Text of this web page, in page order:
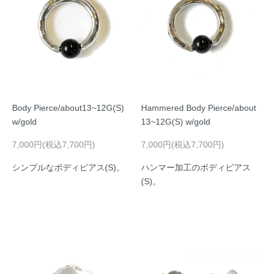
Body Pierce/about13~12G(S)
w/gold
7,000円(税込7,700円)
シンプルなボディピアス(S)。
Hammered Body Pierce/about
13~12G(S) w/gold
7,000円(税込7,700円)
ハンマー加工のボディピアス
(S)。